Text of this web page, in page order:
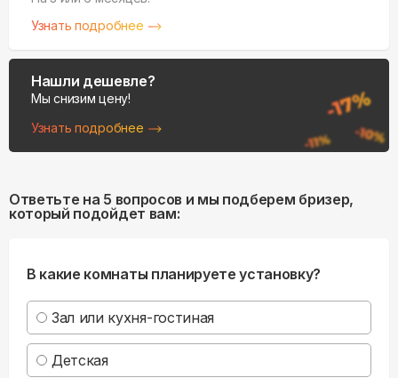
Узнать подробнее
Нашли дешевле?
Мы снизим цену!
Узнать подробнее
Ответьте на 5 вопросов и мы подберем бризер,
который подойдет вам:
В какие комнаты планируете установку?
Зал или кухня-гостиная
Детская